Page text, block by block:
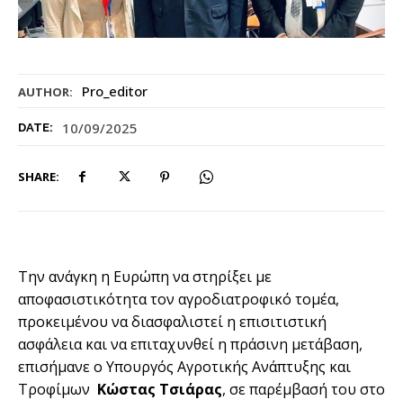
AUTHOR: Pro_editor
DATE: 10/09/2025
SHARE:
Την ανάγκη η Ευρώπη να στηρίξει με
αποφασιστικότητα τον αγροδιατροφικό τομέα,
προκειμένου να διασφαλιστεί η επισιτιστική
ασφάλεια και να επιταχυνθεί η πράσινη μετάβαση,
επισήμανε ο Υπουργός Αγροτικής Ανάπτυξης και
Τροφίμων Κώστας Τσιάρας, σε παρέμβασή του στο